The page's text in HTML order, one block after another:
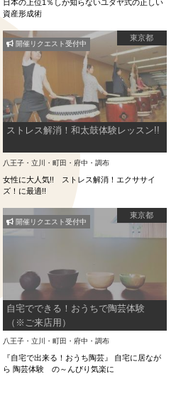
日本の上位1％しか知らないユダヤ式の正しい
資産形成術
東京都
ストレス解消！和太鼓体験レッスン!!
八王子・立川・町田・府中・調布
女性に大人気!! ストレス解消！エクササイ
ズ！に最適!!
開催リクエスト受付中
東京都
自宅でできる！おうちで陶芸体験
（※ご来店用）
八王子・立川・町田・府中・調布
『自宅で出来る！おうち陶芸』 自宅に居なが
ら 陶芸体験 の～んびり気楽に
開催リクエスト受付中